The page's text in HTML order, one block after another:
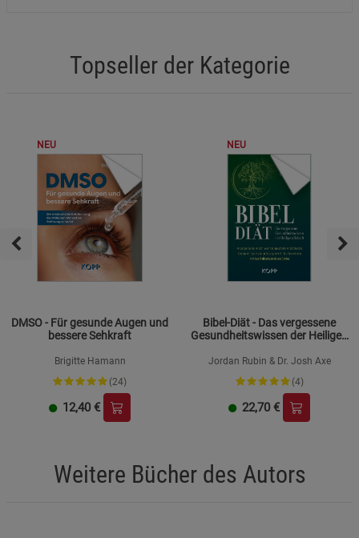
Topseller der Kategorie
NEU
DMSO - Für gesunde Augen und
bessere Sehkraft
Brigitte Hamann
(24)
12,40 €
NEU
Bibel-Diät - Das vergessene
Gesundheitswissen der Heiligen
Jordan Rubin & Dr. Josh Axe
(4)
22,70 €
Weitere Bücher des Autors